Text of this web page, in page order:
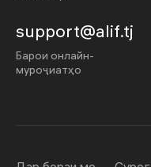
support@alif.tj
Барои онлайн-
муроҷиатҳо